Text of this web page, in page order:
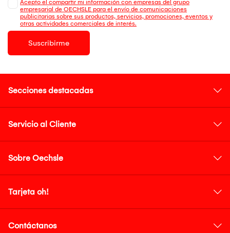
Acepto el compartir mi información con empresas del grupo
empresarial de OECHSLE para el envío de comunicaciones
publicitarias sobre sus productos, servicios, promociones, eventos y
otras actividades comerciales de interés.
Suscribirme
Secciones destacadas
Servicio al Cliente
Sobre Oechsle
Tarjeta oh!
Contáctanos